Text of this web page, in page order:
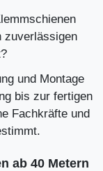
zuverlässigen
und Montage
bis zur fertigen
Fachkräfte und
ab 40 Metern